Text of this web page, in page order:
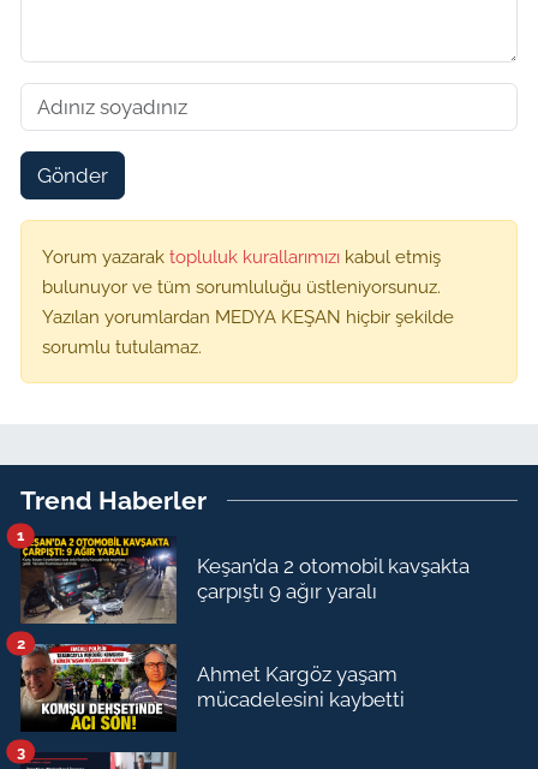
Gönder
Yorum yazarak topluluk kurallarımızı kabul etmiş
bulunuyor ve tüm sorumluluğu üstleniyorsunuz.
Yazılan yorumlardan MEDYA KEŞAN hiçbir şekilde
sorumlu tutulamaz.
Trend Haberler
Keşan’da 2 otomobil kavşakta
çarpıştı 9 ağır yaralı
1
Ahmet Kargöz yaşam
mücadelesini kaybetti
2
3